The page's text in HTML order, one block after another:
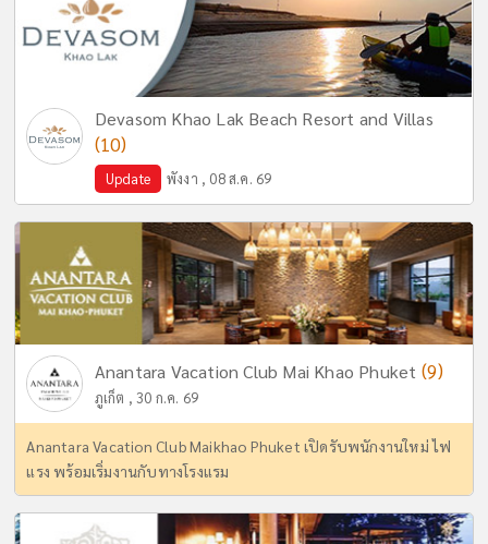
Devasom Khao Lak Beach Resort and Villas
(10)
Update พังงา , 08 ส.ค. 69
Anantara Vacation Club Mai Khao Phuket (9)
ภูเก็ต , 30 ก.ค. 69
Anantara Vacation Club Maikhao Phuket เปิดรับพนักงานใหม่ ไฟ
แรง พร้อมเริ่มงานกับทางโรงแรม